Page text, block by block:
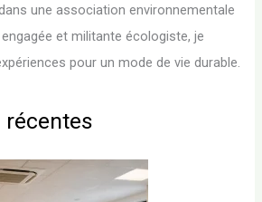
une association environnementale
et militante écologiste, je
pour un mode de vie durable.